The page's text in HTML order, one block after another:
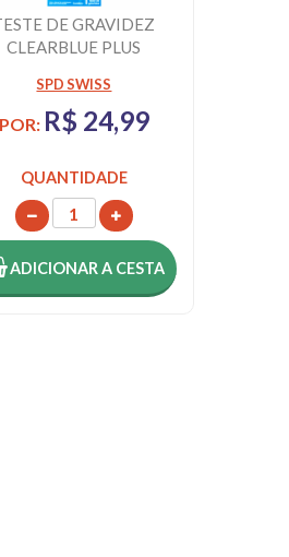
DE GRAVIDEZ
CLEARBLUE PLUS
SPD SWISS
POR: R$ 24,99
QUANTIDADE
ADICIONAR A CESTA